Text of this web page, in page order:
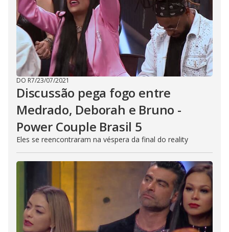
DO R7/23/07/2021
Discussão pega fogo entre
Medrado, Deborah e Bruno -
Power Couple Brasil 5
Eles se reencontraram na véspera da final do reality